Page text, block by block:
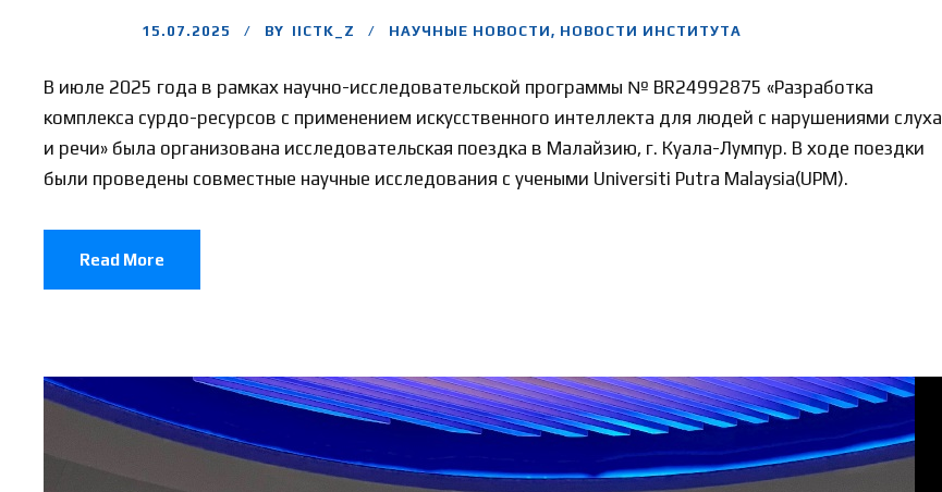
15.07.2025 BY IICTK_Z НАУЧНЫЕ НОВОСТИ, НОВОСТИ ИНСТИТУТА
В июле 2025 года в рамках научно-исследовательской программы № BR24992875 «Разработка
комплекса сурдо-ресурсов с применением искусственного интеллекта для людей с нарушениями слуха
и речи» была организована исследовательская поездка в Малайзию, г. Куала-Лумпур. В ходе поездки
были проведены совместные научные исследования с учеными Universiti Putra Malaysia(UPM).
Read More